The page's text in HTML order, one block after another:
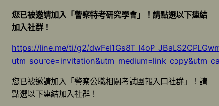
您已被邀請加入「警察特考研究學會」！請點選以下連結
加入社群！
https://line.me/ti/g2/
您已被邀請加入「警察公職相關考試團報入口社群」！請
點選以下連結加入社群！